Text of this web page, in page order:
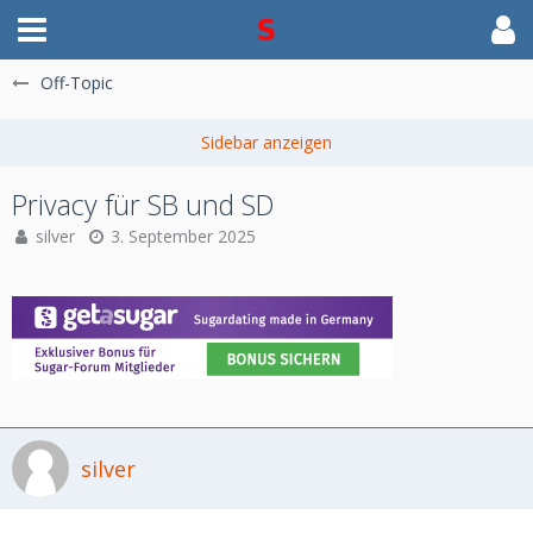
Off-Topic
Privacy für SB und SD
silver 3. September 2025
silver